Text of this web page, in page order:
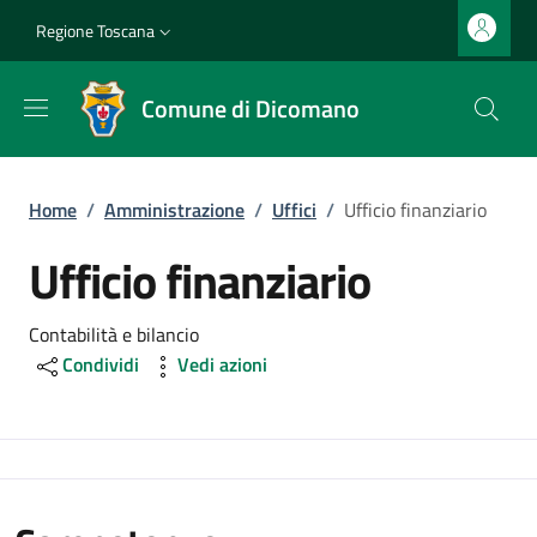
Slim top
Regione Toscana
Comune di Dicomano
Briciole di pane
Home / Amministrazione / Uffici / Ufficio finanziario
Ufficio finanziario
Dettagli
Contabilità e bilancio
Condividi
Vedi azioni